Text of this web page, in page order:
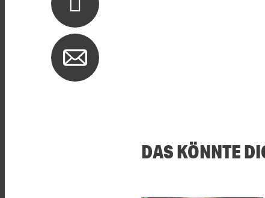
DAS KÖNNTE